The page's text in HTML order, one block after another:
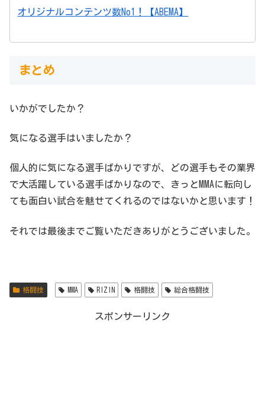
オリジナルコンテンツ数No1！【ABEMA】
まとめ
いかがでしたか？
気になる選手はいましたか？
個人的に気になる選手ばかりですが、どの選手もその業界
で大活躍している選手ばかりなので、きっとMMAに転向し
ても面白い試合を魅せてくれるのではないかと思います！
それでは最後までご覧いただきありがとうございました。
格闘技 MMA RIZIN 格闘技 総合格闘技
スポンサーリンク